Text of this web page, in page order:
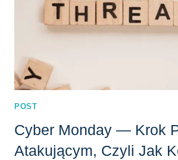
POST
Cyber Monday — Krok
Atakującym, Czyli Jak